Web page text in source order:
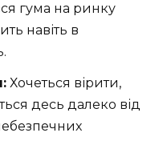
гума на ринку
навіть в
Хочеться вірити,
десь далеко від